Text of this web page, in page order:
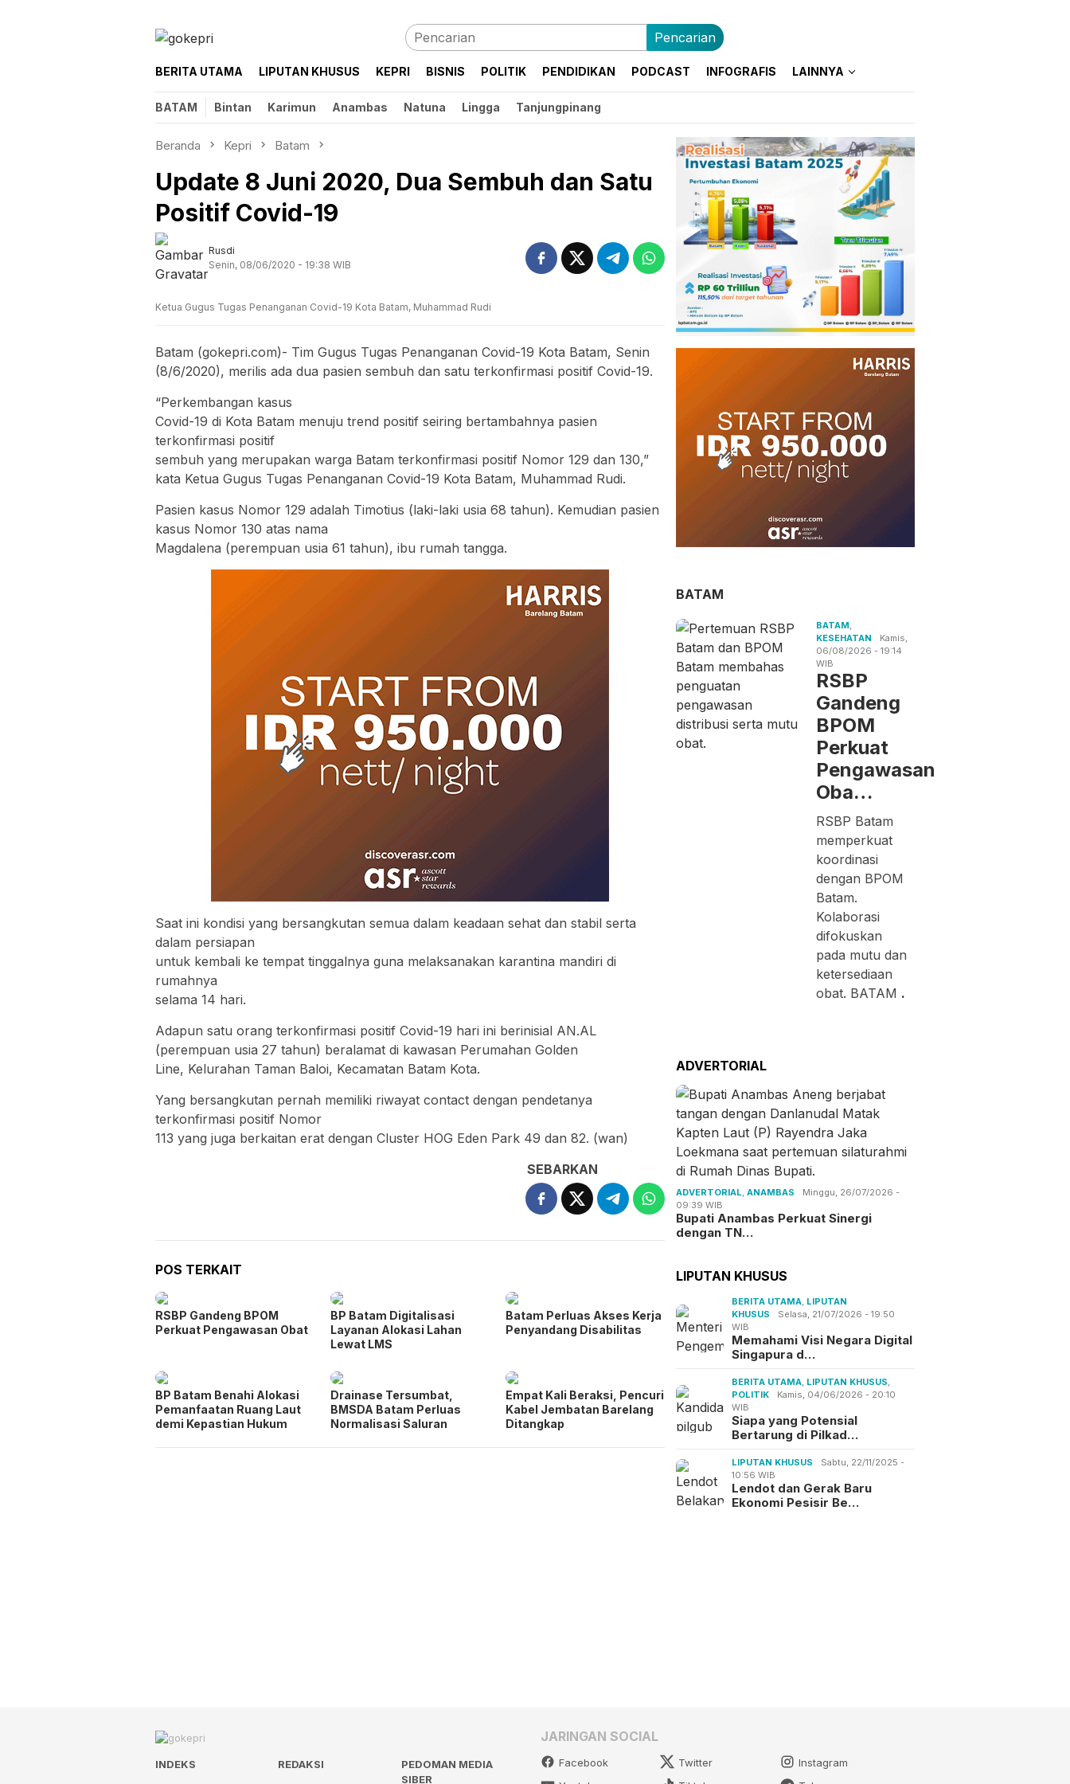
Pencarian
BERITA UTAMA LIPUTAN KHUSUS KEPRI BISNIS POLITIK PENDIDIKAN PODCAST INFOGRAFIS LAINNYA
BATAM Bintan Karimun Anambas Natuna Lingga Tanjungpinang
Beranda Kepri Batam
Update 8 Juni 2020, Dua Sembuh dan Satu
Positif Covid-19
Rusdi
Senin, 08/06/2020 - 19:38 WIB
Ketua Gugus Tugas Penanganan Covid-19 Kota Batam, Muhammad Rudi
Batam (gokepri.com)- Tim Gugus Tugas Penanganan Covid-19 Kota Batam, Senin
(8/6/2020), merilis ada dua pasien sembuh dan satu terkonfirmasi positif Covid-19.
“Perkembangan kasus
Covid-19 di Kota Batam menuju trend positif seiring bertambahnya pasien
terkonfirmasi positif
sembuh yang merupakan warga Batam terkonfirmasi positif Nomor 129 dan 130,”
kata Ketua Gugus Tugas Penanganan Covid-19 Kota Batam, Muhammad Rudi.
Pasien kasus Nomor 129 adalah Timotius (laki-laki usia 68 tahun). Kemudian pasien
kasus Nomor 130 atas nama
Magdalena (perempuan usia 61 tahun), ibu rumah tangga.
Saat ini kondisi yang bersangkutan semua dalam keadaan sehat dan stabil serta
dalam persiapan
untuk kembali ke tempat tinggalnya guna melaksanakan karantina mandiri di
rumahnya
selama 14 hari.
Adapun satu orang terkonfirmasi positif Covid-19 hari ini berinisial AN.AL
(perempuan usia 27 tahun) beralamat di kawasan Perumahan Golden
Line, Kelurahan Taman Baloi, Kecamatan Batam Kota.
Yang bersangkutan pernah memiliki riwayat contact dengan pendetanya
terkonfirmasi positif Nomor
113 yang juga berkaitan erat dengan Cluster HOG Eden Park 49 dan 82. (wan)
SEBARKAN
POS TERKAIT
RSBP Gandeng BPOM
Perkuat Pengawasan Obat
BP Batam Digitalisasi
Layanan Alokasi Lahan
Lewat LMS
Batam Perluas Akses Kerja
Penyandang Disabilitas
BP Batam Benahi Alokasi
Pemanfaatan Ruang Laut
demi Kepastian Hukum
Drainase Tersumbat,
BMSDA Batam Perluas
Normalisasi Saluran
Empat Kali Beraksi, Pencuri
Kabel Jembatan Barelang
Ditangkap
BATAM
BATAM
KESEHATAN
Kamis,
06/08/2026 - 19:14
WIB
RSBP
Gandeng
BPOM
Perkuat
Pengawasan
Oba…
RSBP Batam
memperkuat
koordinasi
dengan BPOM
Batam.
Kolaborasi
difokuskan
pada mutu dan
ketersediaan
obat. BATAM .
ADVERTORIAL
ADVERTORIAL ,ANAMBAS
Minggu, 26/07/2026 -
09:39 WIB
Bupati Anambas Perkuat Sinergi
dengan TN…
LIPUTAN KHUSUS
BERITA UTAMA LIPUTAN
KHUSUS
Selasa, 21/07/2026 - 19:50
WIB
Memahami Visi Negara Digital
Singapura d…
BERITA UTAMA LIPUTAN KHUSUS
POLITIK
Kamis, 04/06/2026 - 20:10
WIB
Siapa yang Potensial
Bertarung di Pilkad…
LIPUTAN KHUSUS
Sabtu, 22/11/2025 -
10:56 WIB
Lendot dan Gerak Baru
Ekonomi Pesisir Be…
INDEKS REDAKSI
PEDOMAN MEDIA
SIBER
JARINGAN SOCIAL
Facebook Twitter
Instagram